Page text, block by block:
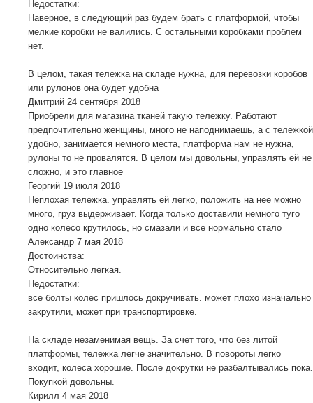
Недостатки:
Наверное, в следующий раз будем брать с платформой, чтобы
мелкие коробки не валились. С остальными коробками проблем
нет.
В целом, такая тележка на складе нужна, для перевозки коробов
или рулонов она будет удобна
Дмитрий 24 сентября 2018
Приобрели для магазина тканей такую тележку. Работают
предпочтительно женщины, много не наподнимаешь, а с тележкой
удобно, занимается немного места, платформа нам не нужна,
рулоны то не провалятся. В целом мы довольны, управлять ей не
сложно, и это главное
Георгий 19 июля 2018
Неплохая тележка. управлять ей легко, положить на нее можно
много, груз выдерживает. Когда только доставили немного туго
одно колесо крутилось, но смазали и все нормально стало
Александр 7 мая 2018
Достоинства:
Относительно легкая.
Недостатки:
все болты колес пришлось докручивать. может плохо изначально
закрутили, может при транспортировке.
На складе незаменимая вещь. За счет того, что без литой
платформы, тележка легче значительно. В повороты легко
входит, колеса хорошие. После докрутки не разбалтывались пока.
Покупкой довольны.
Кирилл 4 мая 2018